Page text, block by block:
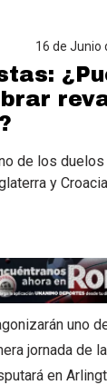
16 de Junio
de los
y
uno
jornada de la
en